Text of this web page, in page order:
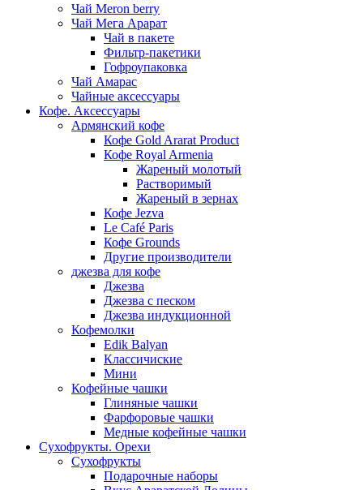
Чай Meron berry
Чай Мега Арарат
Чай в пакете
Фильтр-пакетики
Гофроупаковка
Чай Амарас
Чайные аксессуары
Кофе. Аксессуары
Армянский кофе
Кофе Gold Ararat Product
Кофе Royal Armenia
Жареный молотый
Растворимый
Жареный в зернах
Кофе Jezva
Le Café Paris
Кофе Grounds
Другие производители
джезва для кофе
Джезва
Джезва с песком
Джезва индукционной
Кофемолки
Edik Balyan
Классичиские
Мини
Кофейные чашки
Глиняные чашки
Фарфоровые чашки
Медные кофейные чашки
Сухофрукты. Орехи
Сухофрукты
Подарочные наборы